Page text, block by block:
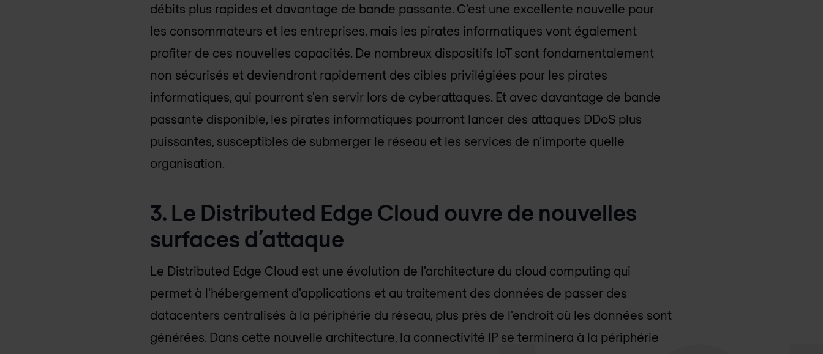
débits plus rapides et davantage de bande passante. C'est une excellente nouvelle pour
les consommateurs et les entreprises, mais les pirates informatiques vont également
profiter de ces nouvelles capacités. De nombreux dispositifs IoT sont fondamentalement
non sécurisés et deviendront rapidement des cibles privilégiées pour les pirates
informatiques, qui pourront s'en servir lors de cyberattaques. Et avec davantage de bande
passante disponible, les pirates informatiques pourront lancer des attaques DDoS plus
puissantes, susceptibles de submerger le réseau et les services de n'importe quelle
organisation.
3. Le Distributed Edge Cloud ouvre de nouvelles
surfaces d’attaque
Le Distributed Edge Cloud est une évolution de l'architecture du cloud computing qui
permet à l'hébergement d'applications et au traitement des données de passer des
datacenters centralisés à la périphérie du réseau, plus près de l'endroit où les données sont
générées. Dans cette nouvelle architecture, la connectivité IP se terminera à la périphérie